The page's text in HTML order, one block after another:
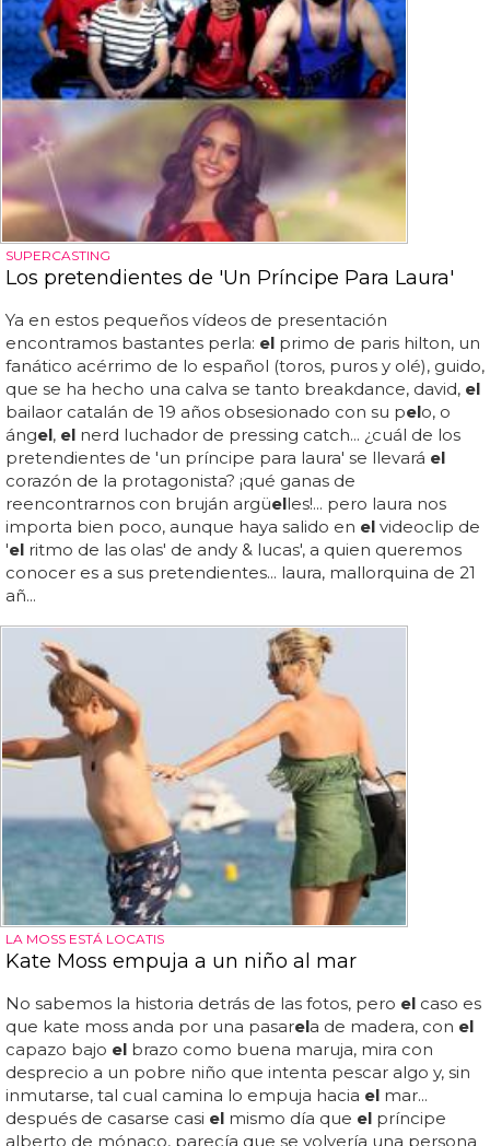
SUPERCASTING
Los pretendientes de 'Un Príncipe Para Laura'
Ya en estos pequeños vídeos de presentación
encontramos bastantes perla: el primo de paris hilton, un
fanático acérrimo de lo español (toros, puros y olé), guido,
que se ha hecho una calva se tanto breakdance, david, el
bailaor catalán de 19 años obsesionado con su pelo, o
ángel, el nerd luchador de pressing catch... ¿cuál de los
pretendientes de 'un príncipe para laura' se llevará el
corazón de la protagonista? ¡qué ganas de
reencontrarnos con bruján argüelles!... pero laura nos
importa bien poco, aunque haya salido en el videoclip de
'el ritmo de las olas' de andy & lucas', a quien queremos
conocer es a sus pretendientes... laura, mallorquina de 21
añ...
LA MOSS ESTÁ LOCATIS
Kate Moss empuja a un niño al mar
No sabemos la historia detrás de las fotos, pero el caso es
que kate moss anda por una pasarela de madera, con el
capazo bajo el brazo como buena maruja, mira con
desprecio a un pobre niño que intenta pescar algo y, sin
inmutarse, tal cual camina lo empuja hacia el mar...
después de casarse casi el mismo día que el príncipe
alberto de mónaco, parecía que se volvería una persona